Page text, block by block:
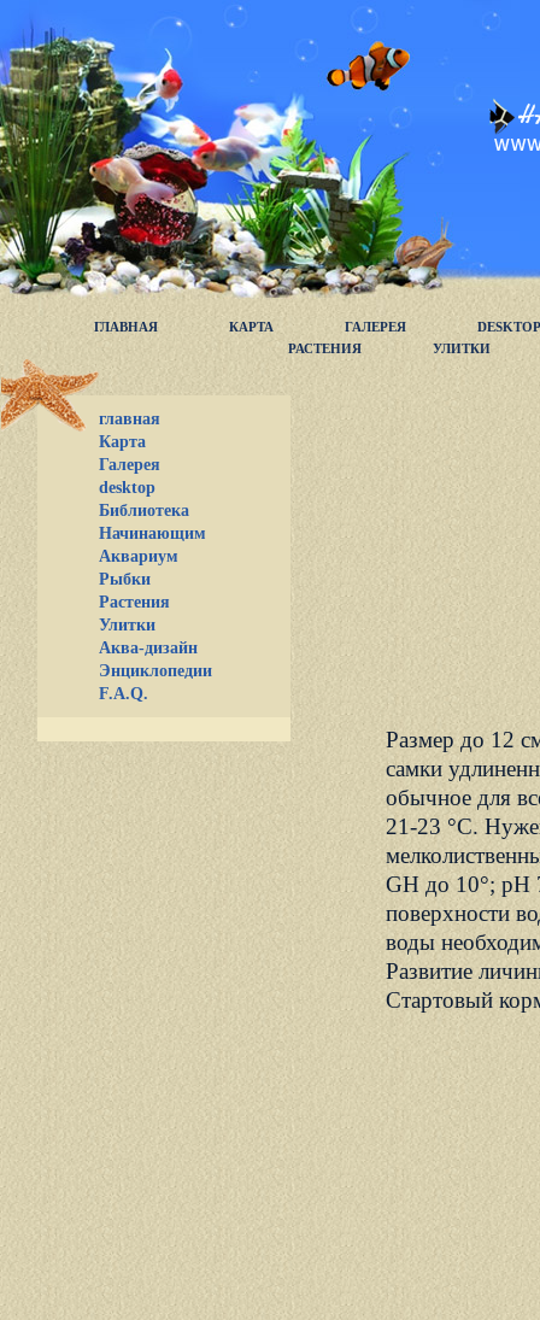
ГЛАВНАЯ КАРТА ГАЛЕРЕЯ
DESKTOP
РАСТЕНИЯ
УЛИТКИ
главная
Карта
Галерея
desktop
Библиотека
Начинающим
Аквариум
Рыбки
Растения
Улитки
Аква-дизайн
Энциклопедии
F.A.Q.
Размер до 12
самки
обычное для
21-23 °С.
GH до 10°; pH
поверхности
воды
Развитие
Стартовый